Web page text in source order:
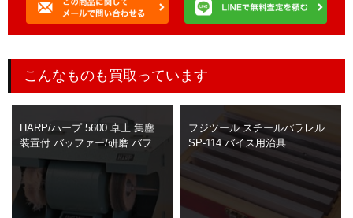
こんなものも買取っています
HARP/ハープ 5600 卓上 集塵
装置付 バッファー/研磨 バフ
フジツール スチールパラレル
SP-114 バイス用治具